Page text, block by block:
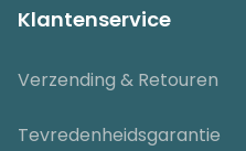
Klantenservice
Verzending & Retouren
Tevredenheidsgarantie